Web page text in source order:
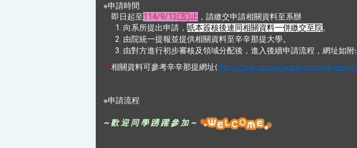
※申請時間
即日起至114/9/12(五)止 ，請繳交申請相關資料至系辦
向系所提出申請， 紙本簽核後連同相關資料一併繳交至院。
由院統一提報並提供相關資料至辛辛那提大學。
由對方進行初步審核及領域分配後，進入後續申請流程，網址如附:
＊ 相關資料可參考辛辛那提網址(https://ceas.uc.edu/academics/degrees-
※申請流程
~ 歡 迎 同 學 踴 躍 參 加 ~